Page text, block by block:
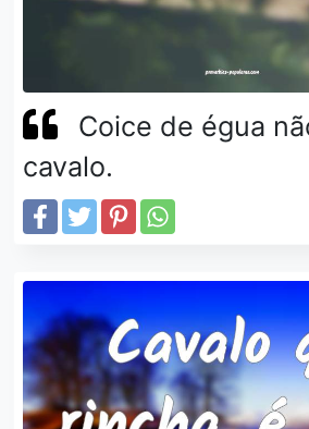
Coice de égua
cavalo.